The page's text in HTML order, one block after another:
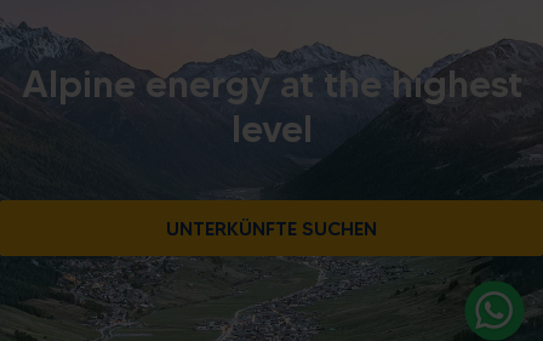
Alpine energy at the highest
level
UNTERKÜNFTE SUCHEN